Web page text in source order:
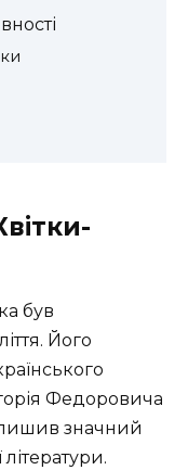
був
Його
Федоровича
значний